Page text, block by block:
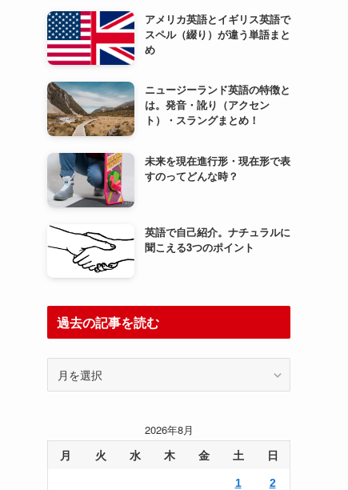
アメリカ英語とイギリス英語で
スペル（綴り）が違う単語まと
め
ニュージーランド英語の特徴と
は。発音・訛り（アクセン
ト）・スラングまとめ！
未来を現在進行形・現在形で表
すのってどんな時？
英語で自己紹介。ナチュラルに
聞こえる3つのポイント
過去の記事を読む
事
2026年8月
月 火 水 木 金 土 日
1 2